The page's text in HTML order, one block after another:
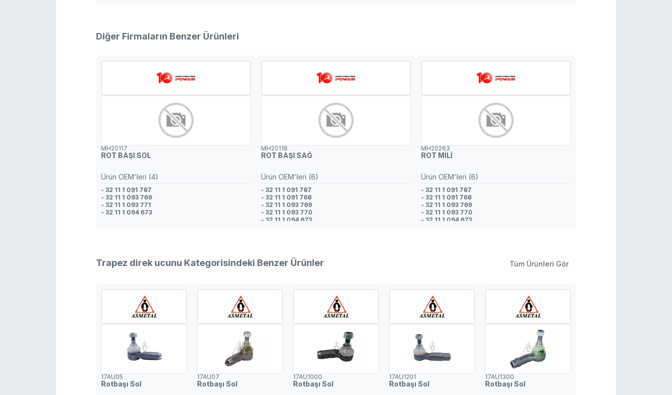
Diğer Firmaların Benzer Ürünleri
MH20117
ROT BAŞI SOL
Ürün OEM'leri (4)
- 32 11 1 091 767
- 32 11 1 093 769
- 32 11 1 093 771
- 32 11 1 094 673
MH20118
ROT BAŞI SAĞ
Ürün OEM'leri (6)
- 32 11 1 091 767
- 32 11 1 091 768
- 32 11 1 093 769
- 32 11 1 093 770
- 32 11 1 094 673
MH20263
ROT MİLİ
Ürün OEM'leri (6)
- 32 11 1 091 767
- 32 11 1 091 768
- 32 11 1 093 769
- 32 11 1 093 770
- 32 11 1 094 673
Trapez direk ucunu Kategorisindeki Benzer Ürünler Tüm Ürünleri Gör
17AU05
Rotbaşı Sol
17AU07
Rotbaşı Sol
17AU1000
Rotbaşı Sol
17AU1201
Rotbaşı Sol
17AU1300
Rotbaşı Sol